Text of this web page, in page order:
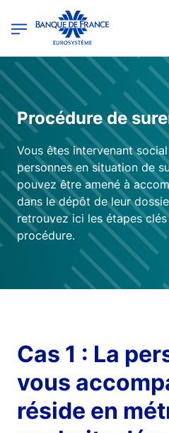
Banque de France - Menu
Procédure de
Vous êtes intervenant
personnes en situation de
pouvez être amené à
dans le dépôt de leur
retrouvez ici les étapes
procédure.
Cas 1 : La
vous
réside en